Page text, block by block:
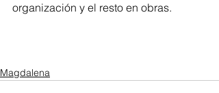
organización y el resto en obras.
Magdalena